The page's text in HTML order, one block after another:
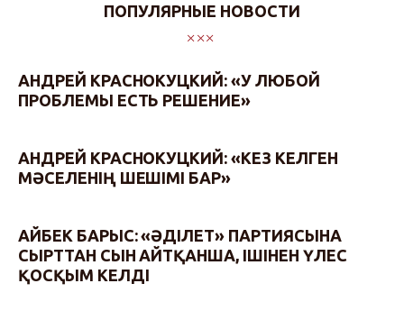
ПОПУЛЯРНЫЕ НОВОСТИ
АНДРЕЙ КРАСНОКУЦКИЙ: «У ЛЮБОЙ
ПРОБЛЕМЫ ЕСТЬ РЕШЕНИЕ»
АНДРЕЙ КРАСНОКУЦКИЙ: «КЕЗ КЕЛГЕН
МӘСЕЛЕНІҢ ШЕШІМІ БАР»
АЙБЕК БАРЫС: «ӘДІЛЕТ» ПАРТИЯСЫНА
СЫРТТАН СЫН АЙТҚАНША, ІШІНЕН ҮЛЕС
ҚОСҚЫМ КЕЛДІ